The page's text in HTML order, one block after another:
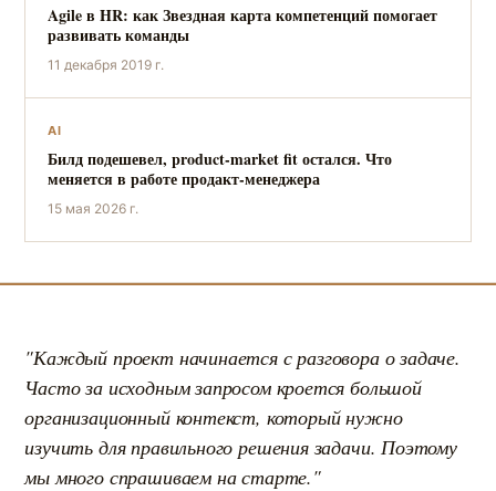
Agile в HR: как Звездная карта компетенций помогает
развивать команды
11 декабря 2019 г.
AI
Билд подешевел, product-market fit остался. Что
меняется в работе продакт-менеджера
15 мая 2026 г.
"Каждый проект начинается с разговора о задаче.
Часто за исходным запросом кроется большой
организационный контекст, который нужно
изучить для правильного решения задачи. Поэтому
мы много спрашиваем на старте."